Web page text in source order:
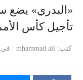
«البدري» يضع
تأجيل كأس
كتب mhammad ali في